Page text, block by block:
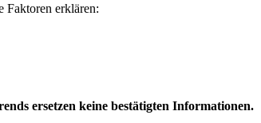
Faktoren erklären:
ersetzen keine bestätigten Informationen.